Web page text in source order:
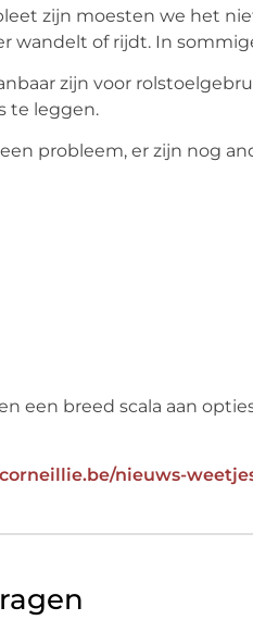
zijn moesten we het
wandelt of rijdt. In
zijn voor
te leggen.
probleem, er zijn nog
een breed scala aan
nieuws-